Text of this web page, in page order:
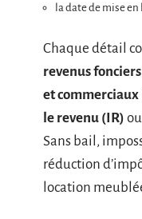
la date de mise
Chaque détail
revenus fonciers
et commerciaux
le revenu (IR) ou
Sans bail,
réduction
location